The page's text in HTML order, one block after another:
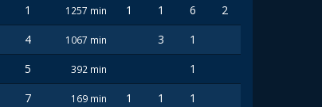
1 1257 min 1 1 6
2
4 1067 min 3
1
5 392 min
1
7 169 min 1 1
1